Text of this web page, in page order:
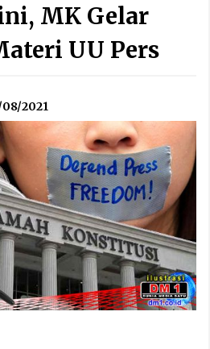
MK Gelar
UU Pers
08/2021